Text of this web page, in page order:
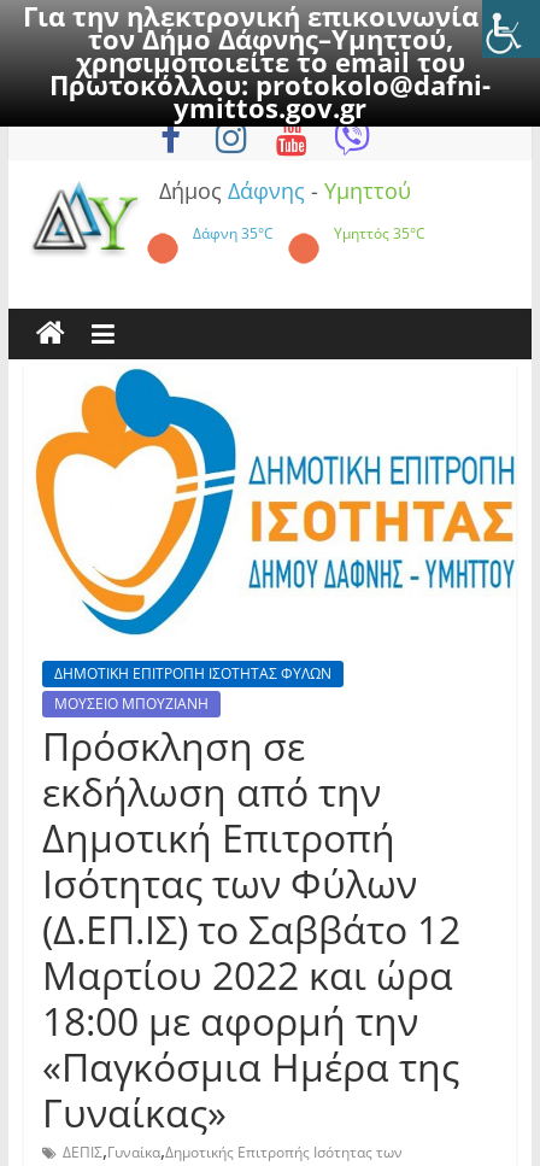
Για την ηλεκτρονική επικοινωνία με
τον Δήμο Δάφνης–Υμηττού,
χρησιμοποιείτε το email του
Πρωτοκόλλου:protokolo@dafni-
ymittos.gov.gr
to
Σάββατο, 8 Αυγούστου 2026
Δήμος Δάφνης - Υμηττού
Δάφνη35°C Υμηττός35°C
ΔΗΜΟΤΙΚΗ ΕΠΙΤΡΟΠΗ ΙΣΟΤΗΤΑΣ ΦΥΛΩΝ
ΜΟΥΣΕΙΟ ΜΠΟΥΖΙΑΝΗ
Πρόσκληση σε
εκδήλωση από την
Δημοτική Επιτροπή
Ισότητας των Φύλων
(Δ.ΕΠ.ΙΣ) το Σαββάτο 12
Μαρτίου 2022 και ώρα
18:00 με αφορμή την
«Παγκόσμια Ημέρα της
Γυναίκας»
ΔΕΠΙΣ,Γυναίκα,Δημοτικής Επιτροπής Ισότητας των